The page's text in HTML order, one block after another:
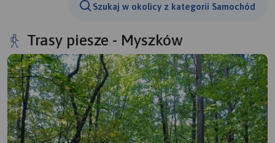
Szukaj w okolicy z kategorii Samochód
Trasy piesze - Myszków